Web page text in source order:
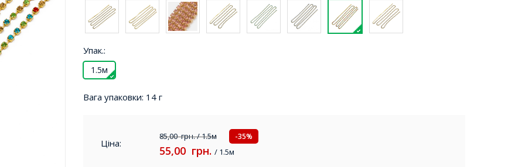
Упак.:
1.5м
Вага упаковки: 14 г
Ціна:
85,00грн./ 1.5м -35%
55,00 грн. / 1.5м